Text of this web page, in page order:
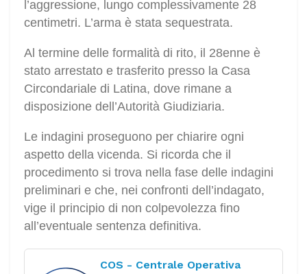
l’aggressione, lungo complessivamente 28
centimetri. L’arma è stata sequestrata.
Al termine delle formalità di rito, il 28enne è
stato arrestato e trasferito presso la Casa
Circondariale di Latina, dove rimane a
disposizione dell’Autorità Giudiziaria.
Le indagini proseguono per chiarire ogni
aspetto della vicenda. Si ricorda che il
procedimento si trova nella fase delle indagini
preliminari e che, nei confronti dell’indagato,
vige il principio di non colpevolezza fino
all’eventuale sentenza definitiva.
COS - Centrale Operativa